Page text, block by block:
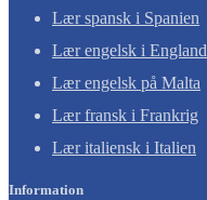
Lær spansk i Spanien
Lær engelsk i England
Lær engelsk på Malta
Lær fransk i Frankrig
Lær italiensk i Italien
Information